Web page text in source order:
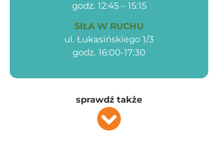
godz. 12:45 – 15:15
SIŁA W RUCHU
ul. Łukasińskiego 1/3
godz. 16:00-17:30
sprawdź także